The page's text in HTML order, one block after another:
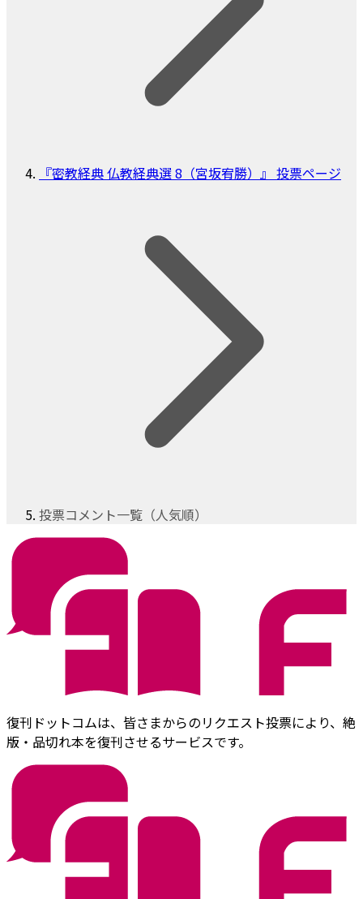
『密教経典 仏教経典選 8（宮坂宥勝）』 投票ページ
投票コメント一覧（人気順）
復刊ドットコムは、皆さまからのリクエスト投票により、絶
版・品切れ本を復刊させるサービスです。